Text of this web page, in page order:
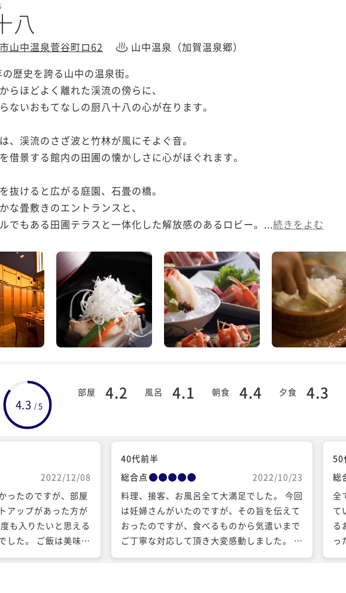
八
山中温泉菅谷町ロ62
山中温泉（加賀温泉郷）
歴史を誇る山中の温泉街。
らほどよく離れた渓流の傍らに、
ないおもてなしの厨八十八の心が在ります。
、渓流のさざ波と竹林が風にそよぐ音。
借景する館内の田圃の懐かしさに心がほぐれます。
抜けると広がる庭園、石畳の橋。
な畳敷きのエントランスと、
でもある田圃テラスと一体化した解放感のあるロビー。...続きをよむ
4.3 /5
部屋 4.2 風呂 4.1 朝食 4.4 夕食 4.3
2022/12/08
ったのですが、部屋
アップがあった方が
も入りたいと思える
した。 ご飯は美味し
ムーズさが足りなか
40代前半
総合点
2022/10/23
料理、接客、お風呂全て大満足でした。 今回
は妊婦さんがいたのですが、その旨を伝えて
おったのですが、食べるものから気遣いまで
ご丁寧な対応して頂き大変感動しました。 ま
た、是非リピートしたいお宿さんでした。 こ
50
総
全
て
る
っ
か